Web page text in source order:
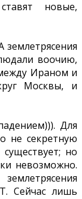
новые,
землетрясения
воочию,
Ираном и
Москвы, и
Для
не секретную
но
невозможно.
Сейчас лишь